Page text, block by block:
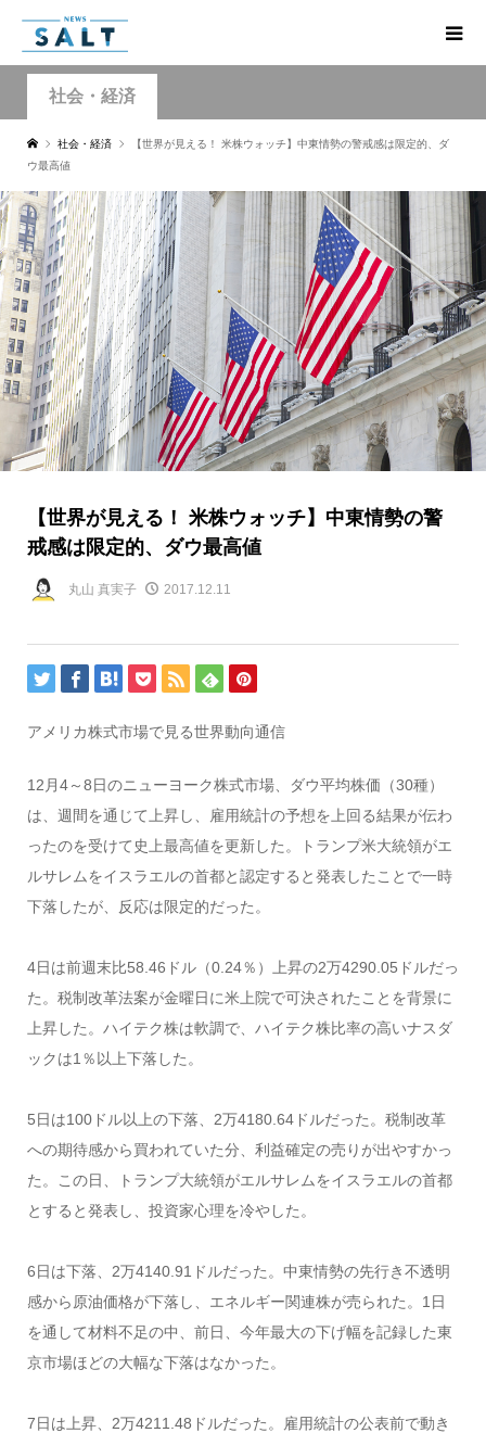
社会・経済
社会・経済
【世界が見える！ 米株ウォッチ】中東情勢の警戒感は限定的、ダ
ウ最高値
【世界が見える！ 米株ウォッチ】中東情勢の警
戒感は限定的、ダウ最高値
丸山 真実子 2017.12.11
アメリカ株式市場で見る世界動向通信
12月4～8日のニューヨーク株式市場、ダウ平均株価（30種）
は、週間を通じて上昇し、雇用統計の予想を上回る結果が伝わ
ったのを受けて史上最高値を更新した。トランプ米大統領がエ
ルサレムをイスラエルの首都と認定すると発表したことで一時
下落したが、反応は限定的だった。
4日は前週末比58.46ドル（0.24％）上昇の2万4290.05ドルだっ
た。税制改革法案が金曜日に米上院で可決されたことを背景に
上昇した。ハイテク株は軟調で、ハイテク株比率の高いナスダ
ックは1％以上下落した。
5日は100ドル以上の下落、2万4180.64ドルだった。税制改革
への期待感から買われていた分、利益確定の売りが出やすかっ
た。この日、トランプ大統領がエルサレムをイスラエルの首都
とすると発表し、投資家心理を冷やした。
6日は下落、2万4140.91ドルだった。中東情勢の先行き不透明
感から原油価格が下落し、エネルギー関連株が売られた。1日
を通して材料不足の中、前日、今年最大の下げ幅を記録した東
京市場ほどの大幅な下落はなかった。
7日は上昇、2万4211.48ドルだった。雇用統計の公表前で動き